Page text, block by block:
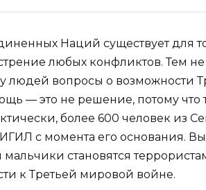
Наций существует для
любых конфликтов. Тем
людей вопросы о возможности
— это не решение, потому что
более 600 человек из
с момента его основания. Вы
становятся
к Третьей мировой войне.